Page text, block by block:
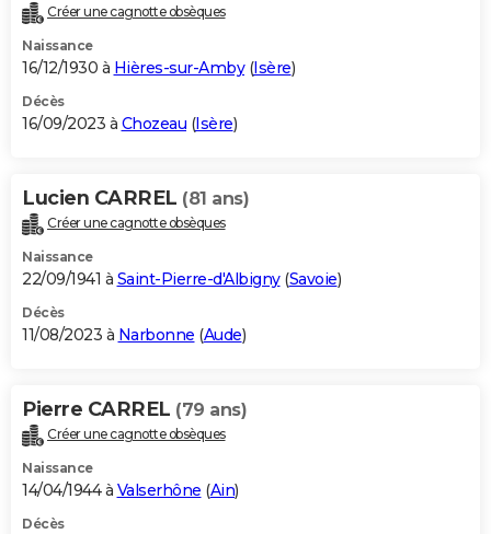
Créer une cagnotte obsèques
Naissance
16/12/1930 à Hières-sur-Amby(Isère)
Décès
16/09/2023 à Chozeau (Isère)
Lucien CARREL (81 ans)
Créer une cagnotte obsèques
Naissance
22/09/1941 à Saint-Pierre-d'Albigny(Savoie)
Décès
11/08/2023 à Narbonne (Aude)
Pierre CARREL (79 ans)
Créer une cagnotte obsèques
Naissance
14/04/1944 à Valserhône (Ain)
Décès